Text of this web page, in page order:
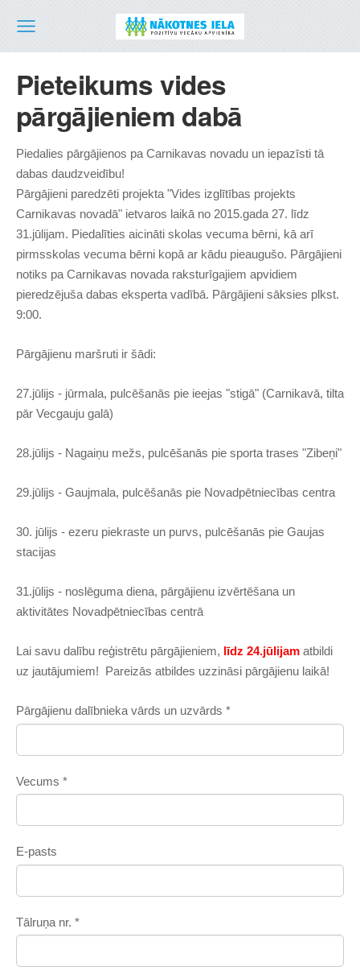
Pieteikums vides
pārgājieniem dabā
Piedalies pārgājienos pa Carnikavas novadu un iepazīsti tā
dabas daudzveidību!
Pārgājieni paredzēti projekta "Vides izglītības projekts
Carnikavas novadā" ietvaros laikā no 2015.gada 27. līdz
31.jūlijam. Piedalīties aicināti skolas vecuma bērni, kā arī
pirmsskolas vecuma bērni kopā ar kādu pieaugušo. Pārgājieni
notiks pa Carnikavas novada raksturīgajiem apvidiem
pieredzējuša dabas eksperta vadībā. Pārgājieni sāksies plkst.
9:00.
Pārgājienu maršruti ir šādi:
27.jūlijs - jūrmala, pulcēšanās pie ieejas "stigā" (Carnikavā, tilta
pār Vecgauju galā)
28.jūlijs - Nagaiņu mežs, pulcēšanās pie sporta trases "Zibeņi"
29.jūlijs - Gaujmala, pulcēšanās pie Novadpētniecības centra
30. jūlijs - ezeru piekraste un purvs, pulcēšanās pie Gaujas
stacijas
31.jūlijs - noslēguma diena, pārgājienu izvērtēšana un
aktivitātes Novadpētniecības centrā
Lai savu dalību reģistrētu pārgājieniem, līdz 24.jūlijam atbildi
uz jautājumiem! Pareizās atbildes uzzināsi pārgājienu laikā!
Pārgājienu dalībnieka vārds un uzvārds *
Vecums *
E-pasts
Tālruņa nr. *